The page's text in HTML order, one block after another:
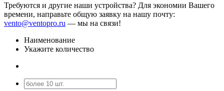
Требуются и другие наши устройства? Для экономии Вашего
времени, направьте общую заявку на нашу почту:
vento@ventopro.ru — мы на связи!
Наименование
Укажите количество